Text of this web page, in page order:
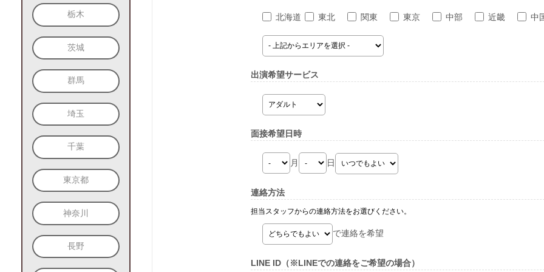
栃木
茨城
群馬
埼玉
千葉
東京都
神奈川
長野
北海道 東北 関東 東京 中部 近畿 中
出演希望サービス
面接希望日時
月 日
連絡方法
担当スタッフからの連絡方法をお選びください。
で連絡を希望
LINE ID（※LINEでの連絡をご希望の場合）